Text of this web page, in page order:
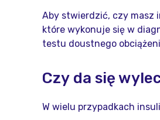
Aby stwierdzić, czy masz
które wykonuje się w
testu doustnego
Czy da się
W wielu przypadkach